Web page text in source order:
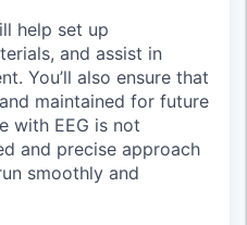
help set up
and assist in
You’ll also ensure that
maintained for future
with EEG is not
and precise approach
smoothly and